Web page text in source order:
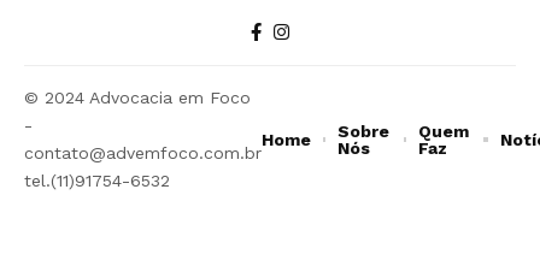
© 2024 Advocacia em Foco
-
contato@advemfoco.com.br
tel.(11)91754-6532
Home
Sobre
Nós
Quem
Faz